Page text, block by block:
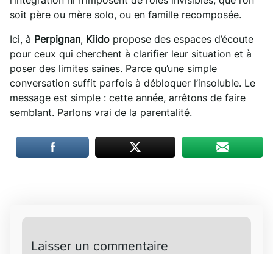
soit père ou mère solo, ou en famille recomposée.
Ici, à Perpignan, Kiido propose des espaces d’écoute
pour ceux qui cherchent à clarifier leur situation et à
poser des limites saines. Parce qu’une simple
conversation suffit parfois à débloquer l’insoluble. Le
message est simple : cette année, arrêtons de faire
semblant. Parlons vrai de la parentalité.
Laisser un commentaire